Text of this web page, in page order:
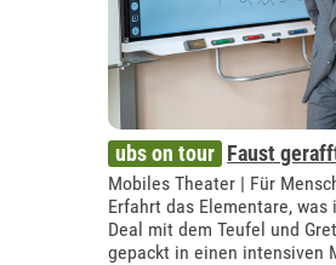
ubs on tour Faust
Mobiles Theater | Für
Erfahrt das Elementare, was
Deal mit dem Teufel und
gepackt in einen intensiven